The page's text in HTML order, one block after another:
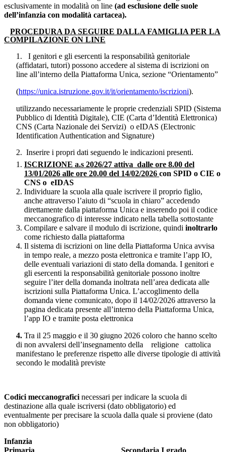
esclusivamente in modalità on line (ad esclusione delle suole
dell’infanzia con modalità cartacea).
PROCEDURA DA SEGUIRE DALLA FAMIGLIA PER LA
COMPILAZIONE ON LINE
1.
I genitori e gli esercenti la responsabilità genitoriale
(affidatari, tutori) possono accedere al sistema di iscrizioni on
line all’interno della Piattaforma Unica, sezione “Orientamento”
(https://unica.istruzione.gov.it/it/orientamento/iscrizioni).
utilizzando necessariamente le proprie credenziali SPID (Sistema
Pubblico di Identità Digitale), CIE (Carta d’Identità Elettronica)
CNS (Carta Nazionale dei Servizi) o eIDAS (Electronic
Identification Authentication and Signature)
2. Inserire i propri dati seguendo le indicazioni presenti.
ISCRIZIONE a.s 2026/27 attiva dalle ore 8.00 del
13/01/2026 alle ore 20.00 del 14/02/2026 con SPID o CIE o
CNS o eIDAS
Individuare la scuola alla quale iscrivere il proprio figlio,
anche attraverso l’aiuto di “scuola in chiaro” accedendo
direttamente dalla piattaforma Unica e inserendo poi il codice
meccanografico di interesse indicato nella tabella sottostante
Compilare e salvare il modulo di iscrizione, quindi inoltrarlo
come richiesto dalla piattaforma
Il sistema di iscrizioni on line della Piattaforma Unica avvisa
in tempo reale, a mezzo posta elettronica e tramite l’app IO,
delle eventuali variazioni di stato della domanda. I genitori e
gli esercenti la responsabilità genitoriale possono inoltre
seguire l’iter della domanda inoltrata nell’area dedicata alle
iscrizioni sulla Piattaforma Unica. L’accoglimento della
domanda viene comunicato, dopo il 14/02/2026 attraverso la
pagina dedicata presente all’interno della Piattaforma Unica,
l’app IO e tramite posta elettronica
4. Tra il 25 maggio e il 30 giugno 2026 coloro che hanno scelto
di non avvalersi dell’insegnamento della
religione
cattolica
manifestano le preferenze rispetto alle diverse tipologie di attività
secondo le modalità previste
Codici meccanografici necessari per indicare la scuola di
destinazione alla quale iscriversi (dato obbligatorio) ed
eventualmente per precisare la scuola dalla quale si proviene (dato
non obbligatorio)
Infanzia
Primaria
Secondaria I grado